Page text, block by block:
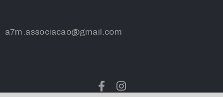
a7m.associacao@gmail.com